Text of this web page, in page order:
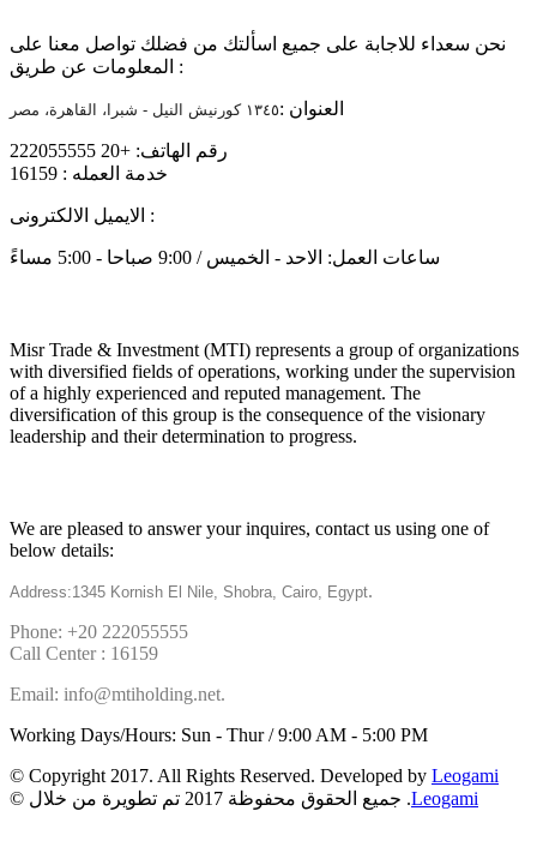
نحن سعداء للاجابة على جميع اسألتك من فضلك تواصل معنا على
المعلومات عن طريق :
العنوان :١٣٤٥ كورنيش النيل - شبرا، القاهرة، مصر
رقم الهاتف: +20 222055555
خدمة العمله : 16159
الايميل الالكترونى :
ساعات العمل: الاحد - الخميس / 9:00 صباحا - 5:00 مساءً
Misr Trade & Investment (MTI) represents a group of organizations
with diversified fields of operations, working under the supervision
of a highly experienced and reputed management. The
diversification of this group is the consequence of the visionary
leadership and their determination to progress.
We are pleased to answer your inquires, contact us using one of
below details:
Address:1345 Kornish El Nile, Shobra, Cairo, Egypt.
Phone: +20 222055555
Call Center : 16159
Email: info@mtiholding.net.
Working Days/Hours: Sun - Thur / 9:00 AM - 5:00 PM
© Copyright 2017. All Rights Reserved. Developed by Leogami
© جميع الحقوق محفوظة 2017 تم تطويرة من خلال .Leogami